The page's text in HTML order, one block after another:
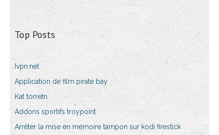
Top Posts
Ivpn.net
Application de film pirate bay
Kat torretn
Addons sportifs troypoint
Arrêter la mise en mémoire tampon sur kodi firestick